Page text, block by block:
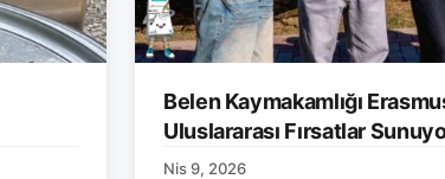
Belen Kaymakamlığı
Uluslararası Fırsatlar
Nis 9, 2026